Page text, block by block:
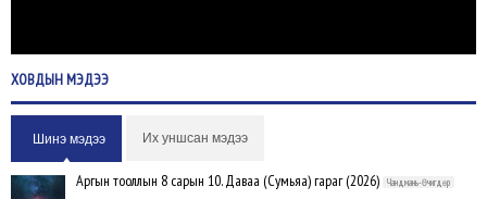
ХОВДЫНМЭДЭЭ
Шинэ мэдээ Их уншсан мэдээ
Аргын тооллын 8 сарын 10. Даваа (Сумьяа) гараг (2026) Чандмань-Өчигдөр